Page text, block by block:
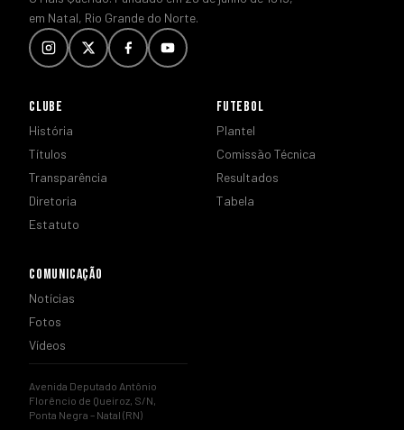
em Natal, Rio Grande do Norte.
CLUBE
História
Títulos
Transparência
Diretoria
Estatuto
FUTEBOL
Plantel
Comissão Técnica
Resultados
Tabela
COMUNICAÇÃO
Notícias
Fotos
Vídeos
Avenida Deputado Antônio
Florêncio de Queiroz, S/N,
Ponta Negra – Natal (RN)